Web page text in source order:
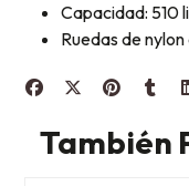
Capacidad: 510
Ruedas de
También